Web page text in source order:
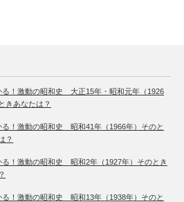
る！激動の昭和史 大正15年・昭和元年（1926
きあなたは？
る！激動の昭和史 昭和41年（1966年）そのと
？
る！激動の昭和史 昭和2年（1927年）そのとき
る！激動の昭和史 昭和13年（1938年）そのと